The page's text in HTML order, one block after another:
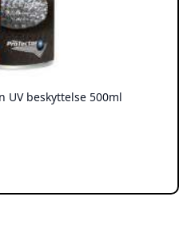
beskyttelse 500ml